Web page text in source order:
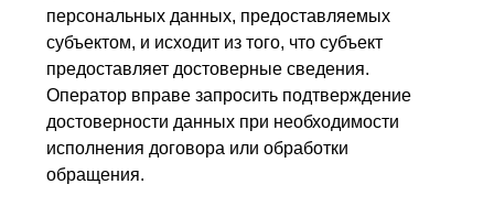
персональных данных, предоставляемых
субъектом, и исходит из того, что субъект
предоставляет достоверные сведения.
Оператор вправе запросить подтверждение
достоверности данных при необходимости
исполнения договора или обработки
обращения.